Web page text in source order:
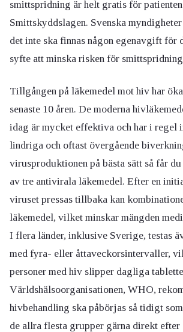
smittspridning är helt gratis för
Smittskyddslagen. Svenska
det inte ska finnas någon egenavgift för
syfte att minska risken för
Tillgången på läkemedel mot hiv har
senaste 10 åren. De moderna
idag är mycket effektiva och har i regel
lindriga och oftast övergående
virusproduktionen på bästa sätt så får
av tre antivirala läkemedel. Efter en
viruset pressas tillbaka kan
läkemedel, vilket minskar mängden
I flera länder, inklusive Sverige, testas
med fyra- eller åttaveckorsintervaller,
personer med hiv slipper dagliga
Världshälsoorganisationen, WHO,
hivbehandling ska påbörjas så tidigt
de allra flesta grupper gärna direkt efter